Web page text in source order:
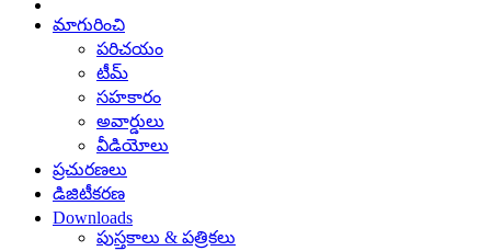
మాగురించి
పరిచయం
టీమ్
సహకారం
అవార్డులు
వీడియోలు
ప్రచురణలు
డిజిటీకరణ
Downloads
పుస్తకాలు & పత్రికలు